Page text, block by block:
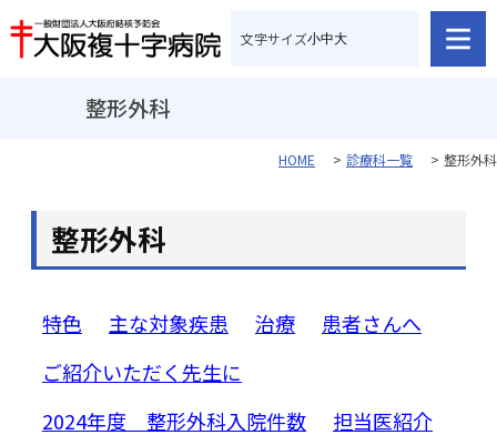
文字サイズ小中大
整形外科
HOME 診療科一覧 整形外科
整形外科
特色 主な対象疾患 治療
患者さんへ
ご紹介いただく先生に
2024年度 整形外科入院件数
担当医紹介